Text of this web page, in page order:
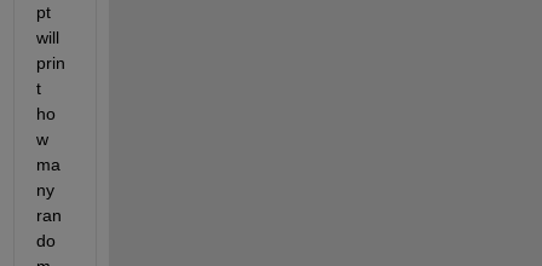
pt
will
prin
t
ho
w
ma
ny
ran
do